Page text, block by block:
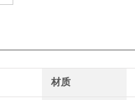
材质